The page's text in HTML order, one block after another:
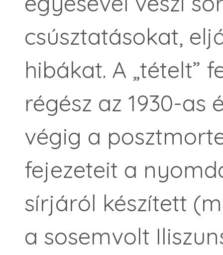
csúsztatásokat,
hibákat. A „tételt”
régész az 1930-as
végig a
fejezeteit a
sírjáról készített
a sosemvolt